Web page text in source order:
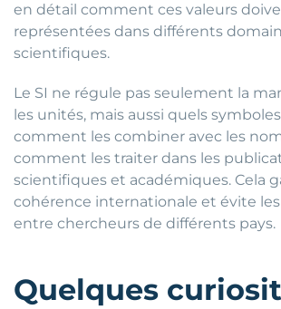
en détail comment ces valeurs
représentées dans différents
scientifiques.
Le SI ne régule pas seulement la
les unités, mais aussi quels
comment les combiner avec les
comment les traiter dans les
scientifiques et académiques. Cela
cohérence internationale et évite
entre chercheurs de différents pays.
Quelques